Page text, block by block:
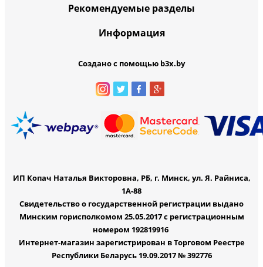
Рекомендуемые разделы
Информация
Создано с помощью b3x.by
ИП Копач Наталья Викторовна, РБ, г. Минск, ул. Я. Райниса,
1А-88
Свидетельство о государственной регистрации выдано
Минским горисполкомом 25.05.2017 с регистрационным
номером 192819916
Интернет-магазин зарегистрирован в Торговом Реестре
Республики Беларусь 19.09.2017 № 392776